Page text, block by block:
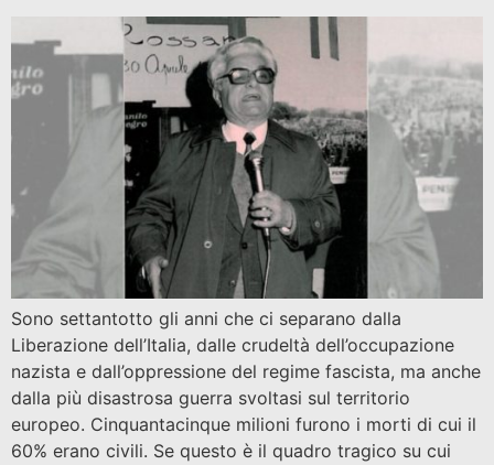
Sono settantotto gli anni che ci separano dalla
Liberazione dell’Italia, dalle crudeltà dell’occupazione
nazista e dall’oppressione del regime fascista, ma anche
dalla più disastrosa guerra svoltasi sul territorio
europeo. Cinquantacinque milioni furono i morti di cui il
60% erano civili. Se questo è il quadro tragico su cui